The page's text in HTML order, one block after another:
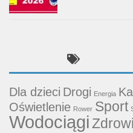
Dla dzieci Drogi Energia
Oświetlenie Rower Sport
Wodociągi